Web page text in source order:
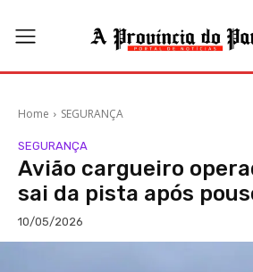
Home SEGURANÇA
SEGURANÇA
Avião cargueiro
sai da pista após
10/05/2026